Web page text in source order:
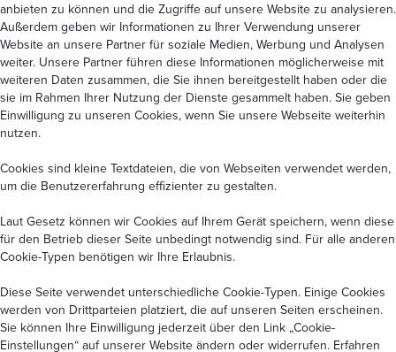
anbieten zu können und die Zugriffe auf unsere Website zu analysieren.
Außerdem geben wir Informationen zu Ihrer Verwendung unserer
Website an unsere Partner für soziale Medien, Werbung und Analysen
weiter. Unsere Partner führen diese Informationen möglicherweise mit
weiteren Daten zusammen, die Sie ihnen bereitgestellt haben oder die
sie im Rahmen Ihrer Nutzung der Dienste gesammelt haben. Sie geben
Einwilligung zu unseren Cookies, wenn Sie unsere Webseite weiterhin
nutzen.
Cookies sind kleine Textdateien, die von Webseiten verwendet werden,
um die Benutzererfahrung effizienter zu gestalten.
Laut Gesetz können wir Cookies auf Ihrem Gerät speichern, wenn diese
für den Betrieb dieser Seite unbedingt notwendig sind. Für alle anderen
Cookie-Typen benötigen wir Ihre Erlaubnis.
Diese Seite verwendet unterschiedliche Cookie-Typen. Einige Cookies
werden von Drittparteien platziert, die auf unseren Seiten erscheinen.
Sie können Ihre Einwilligung jederzeit über den Link „Cookie-
Einstellungen“ auf unserer Website ändern oder widerrufen. Erfahren